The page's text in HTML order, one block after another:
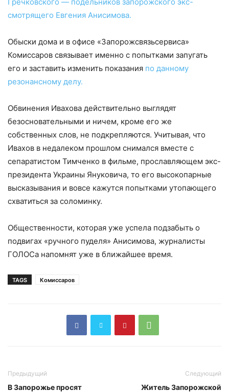
смотрящего Евгения Анисимова.
Обыски дома и в офисе «Запорожсвязьсервиса»
Комиссаров связывает именно с попытками запугать
его и заставить изменить показания по данному
резонансному делу.
Обвинения Ивахова действительно выглядят
безосновательными и ничем, кроме его же
собственных слов, не подкрепляются. Учитывая, что
Ивахов в недалеком прошлом снимался вместе с
сепаратистом Тимченко в фильме, прославляющем экс-
президента Украины Януковича, то его высокопарные
высказывания и вовсе кажутся попытками утопающего
схватиться за соломинку.
Общественности, которая уже успела подзабыть о
подвигах «ручного пуделя» Анисимова, журналисты
ГОЛОСа напомнят уже в ближайшее время.
TAGS Комиссаров
Предыдущий
В Запорожье просят
Следующий
Житель Запорожской